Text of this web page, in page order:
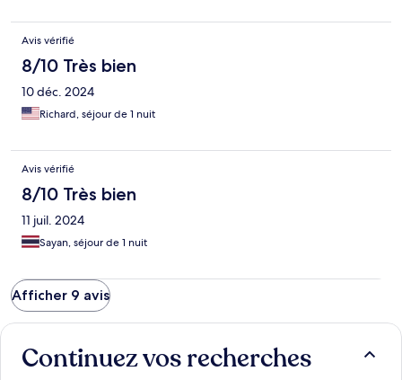
Avis vérifié
8/10 Très bien
10 déc. 2024
Richard, séjour de 1 nuit
Avis vérifié
8/10 Très bien
11 juil. 2024
Sayan, séjour de 1 nuit
Afficher 9 avis
Continuez vos recherches